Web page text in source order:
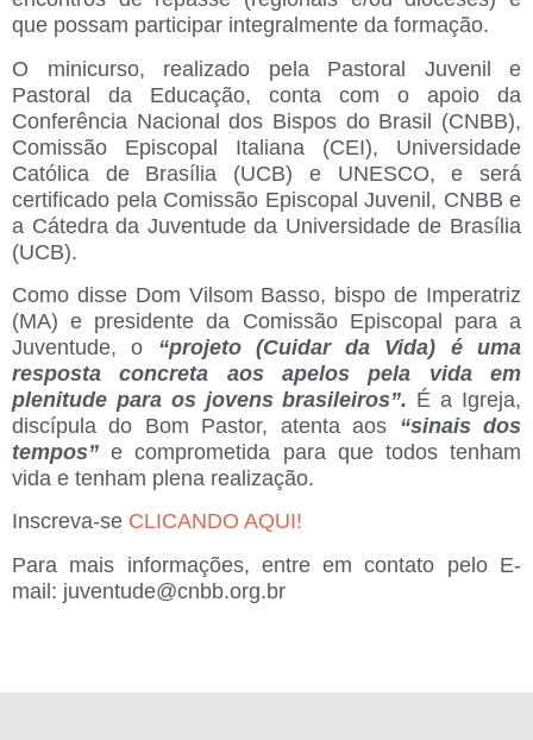
que possam participar integralmente da formação.
O minicurso, realizado pela Pastoral Juvenil e
Pastoral da Educação, conta com o apoio da
Conferência Nacional dos Bispos do Brasil (CNBB),
Comissão Episcopal Italiana (CEI), Universidade
Católica de Brasília (UCB) e UNESCO, e será
certificado pela Comissão Episcopal Juvenil, CNBB e
a Cátedra da Juventude da Universidade de Brasília
(UCB).
Como disse Dom Vilsom Basso, bispo de Imperatriz
(MA) e presidente da Comissão Episcopal para a
Juventude, o “projeto (Cuidar da Vida) é uma
resposta concreta aos apelos pela vida em
plenitude para os jovens brasileiros”. É a Igreja,
discípula do Bom Pastor, atenta aos “sinais dos
tempos” e comprometida para que todos tenham
vida e tenham plena realização.
Inscreva-se CLICANDO AQUI!
Para mais informações, entre em contato pelo E-
mail: juventude@cnbb.org.br